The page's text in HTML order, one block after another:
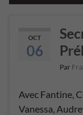
OCT
06
Par
Avec Fantine,
Vanessa,